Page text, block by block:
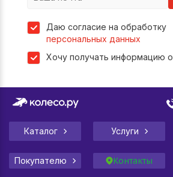
Даю согласие на обработку
персональных данных
Хочу получать информацию о
Каталог Услуги
Покупателю Контакты